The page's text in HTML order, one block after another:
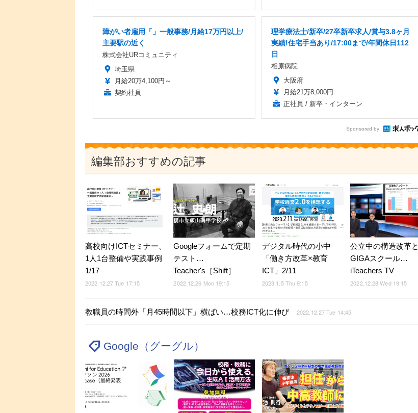
障がい者雇用「」一般事務/月給17万円以上/
主要駅の近く
株式会社URコミュニティ
埼玉県
月給20万4,100円～
契約社員
理学療法士/新卒/27卒新卒求人/賞与3.8ヶ月
実績!住宅手当あり/17:00まで/年間休日112
日
相原病院
大阪府
月給21万8,000円
正社員 / 新卒・インターン
Sponsored by
編集部おすすめの記事
高校向けICTセミナー、
1人1台整備や実践事例
1/17
2022.12.27 Tue 17:15
Googleフォームで定期
テスト…
Teacher's［Shift］
2022.12.26 Mon 19:15
デジタル時代の小中
「働き方改革×教育
ICT」2/11
2023.1.5 Thu 9:15
公立中の構造改革と
GIGAスクール…
iTeachers TV
2022.12.28 Wed 19:15
教職員の時間外「月45時間以下」横ばい…校務ICT化に伸び 2022.12.27 Tue 14:45
Google（グーグル）